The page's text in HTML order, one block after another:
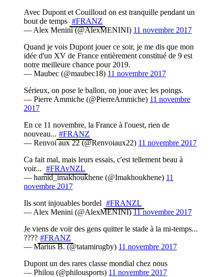
Avec Dupont et Couilloud on est tranquille pendant un
bout de temps #FRANZ
— Alex Menini (@AlexMENINI) 11 novembre 2017
Quand je vois Dupont jouer ce soir, je me dis que mon
idée d'un XV de France entièrement constitué de 9 est
notre meilleure chance pour 2019.
— Maubec (@maubec18) 11 novembre 2017
Sérieux, on pose le ballon, on joue avec les poings.
— Pierre Ammiche (@PierreAmmiche) 11 novembre
2017
En ce 11 novembre, la France à l'ouest, rien de
nouveau... #FRANZ
— Renvoi aux 22 (@Renvoiaux22) 11 novembre 2017
Ca fait mal, mais leurs essais, c'est tellement beau à
voir... #FRAvNZL
— hamid_imakhoukhene (@Imakhoukhene) 11
novembre 2017
Ils sont injouables bordel #FRANZL
— Alex Menini (@AlexMENINI)11 novembre 2017
Je viens de voir des gens quitter le stade à la mi-temps...
???? #FRANZ
— Marius B. (@tatamirugby) 11 novembre 2017
Dupont un des rares classe mondial chez nous
— Philou (@philousports) 11 novembre 2017